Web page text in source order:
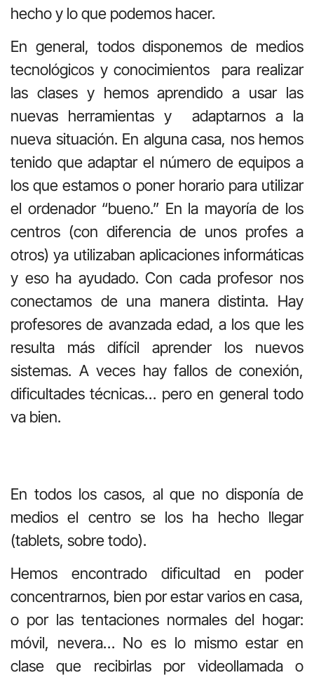
hecho y lo que podemos hacer.
En general, todos disponemos de medios
tecnológicos y conocimientos para realizar
las clases y hemos aprendido a usar las
nuevas herramientas y adaptarnos a la
nueva situación. En alguna casa, nos hemos
tenido que adaptar el número de equipos a
los que estamos o poner horario para utilizar
el ordenador “bueno.” En la mayoría de los
centros (con diferencia de unos profes a
otros) ya utilizaban aplicaciones informáticas
y eso ha ayudado. Con cada profesor nos
conectamos de una manera distinta. Hay
profesores de avanzada edad, a los que les
resulta más difícil aprender los nuevos
sistemas. A veces hay fallos de conexión,
dificultades técnicas… pero en general todo
va bien.
En todos los casos, al que no disponía de
medios el centro se los ha hecho llegar
(tablets, sobre todo).
Hemos encontrado dificultad en poder
concentrarnos, bien por estar varios en casa,
o por las tentaciones normales del hogar:
móvil, nevera… No es lo mismo estar en
clase que recibirlas por videollamada o